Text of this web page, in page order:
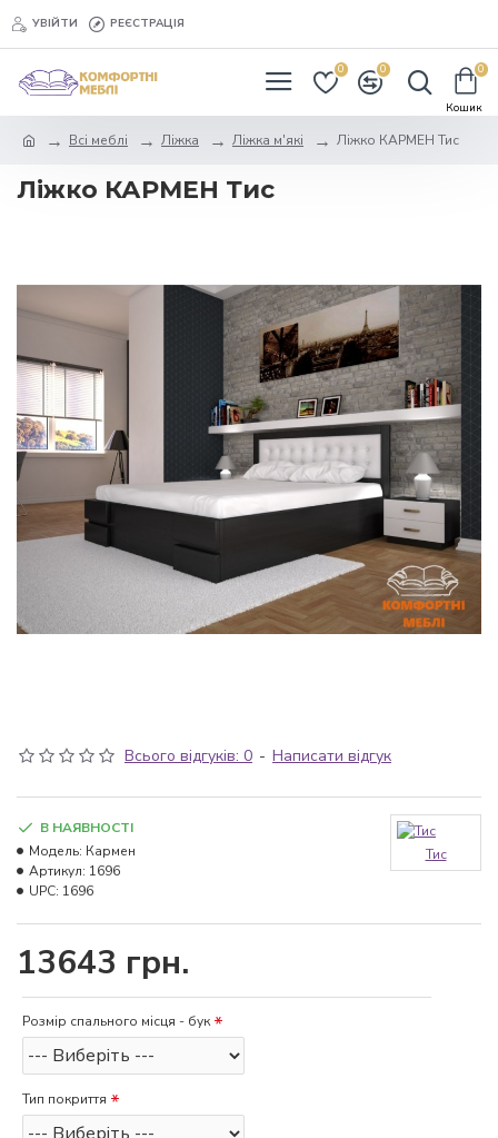
УВІЙТИ РЕЄСТРАЦІЯ
0 0 0
Всі меблі Ліжка Ліжка м'які Ліжко КАРМЕН Тис
Ліжко КАРМЕН Тис
Всього відгуків: 0 - Написати відгук
13643 грн.
В НАЯВНОСТІ
Модель: Кармен
Артикул: 1696
UPC: 1696
Тис
Розмір спального місця - бук
Тип покриття